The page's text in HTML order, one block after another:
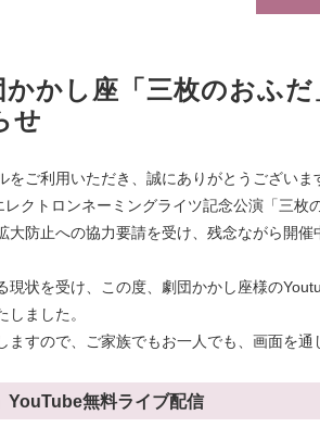
かかし座「三枚のおふ
せ
ご利用いただき、誠にありがとうございま
クトロンネーミングライツ記念公演「三枚
大防止への協力要請を受け、残念ながら開催
現状を受け、この度、劇団かかし座様の
しました。
すので、ご家族でもお一人でも、画面を通
YouTube無料ライブ配信